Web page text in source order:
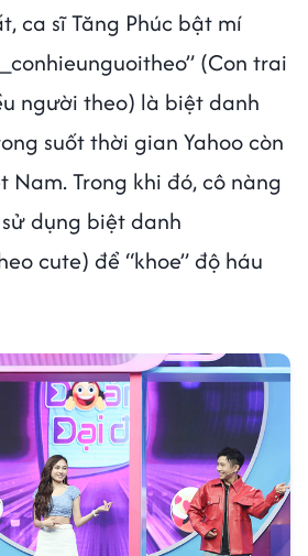
ca sĩ Tăng Phúc bật mí
(Con trai
người theo) là biệt danh
suốt thời gian Yahoo còn
Nam. Trong khi đó, cô nàng
dụng biệt danh
cute) để “khoe” độ háu